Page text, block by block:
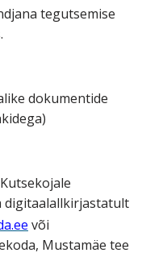
tegutsemise
dokumentide
digitaalallkirjastatult
või
Mustamäe tee